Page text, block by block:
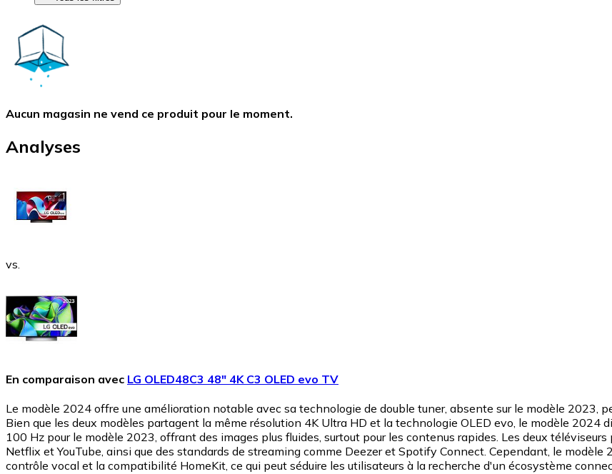
Aucun magasin ne vend ce produit pour le moment.
Analyses
vs.
En comparaison avec LG OLED48C3 48" 4K C3 OLED evo TV
Le modèle 2024 offre une amélioration notable avec sa technologie de double tuner, absente sur le modèle 2023,
Bien que les deux modèles partagent la même résolution 4K Ultra HD et la technologie OLED evo, le modèle 2024
100 Hz pour le modèle 2023, offrant des images plus fluides, surtout pour les contenus rapides. Les deux
Netflix et YouTube, ainsi que des standards de streaming comme Deezer et Spotify Connect. Cependant, le
contrôle vocal et la compatibilité HomeKit, ce qui peut séduire les utilisateurs à la recherche d'un écosystème